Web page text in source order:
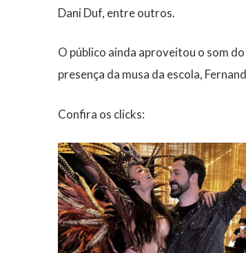
Dani Duf, entre outros.
O público ainda aproveitou o som
presença da musa da escola,
Confira os clicks: